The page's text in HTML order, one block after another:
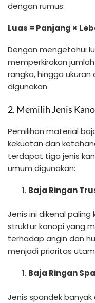
dengan rumus:
Luas = Panjang ×
Dengan mengetahui
memperkirakan
rangka, hingga
digunakan.
2. Memilih Jenis
Pemilihan material
kekuatan dan
terdapat tiga jenis
umum digunakan:
Baja Ringan
Jenis ini dikenal
struktur kanopi yang
terhadap angin dan
menjadi prioritas
Baja Ringan
Jenis spandek